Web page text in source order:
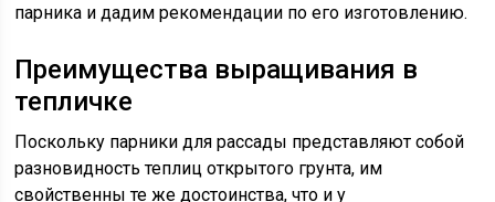
парника и дадим рекомендации по его изготовлению.
Преимущества выращивания в
тепличке
Поскольку парники для рассады представляют собой
разновидность теплиц открытого грунта, им
свойственны те же достоинства, что и у